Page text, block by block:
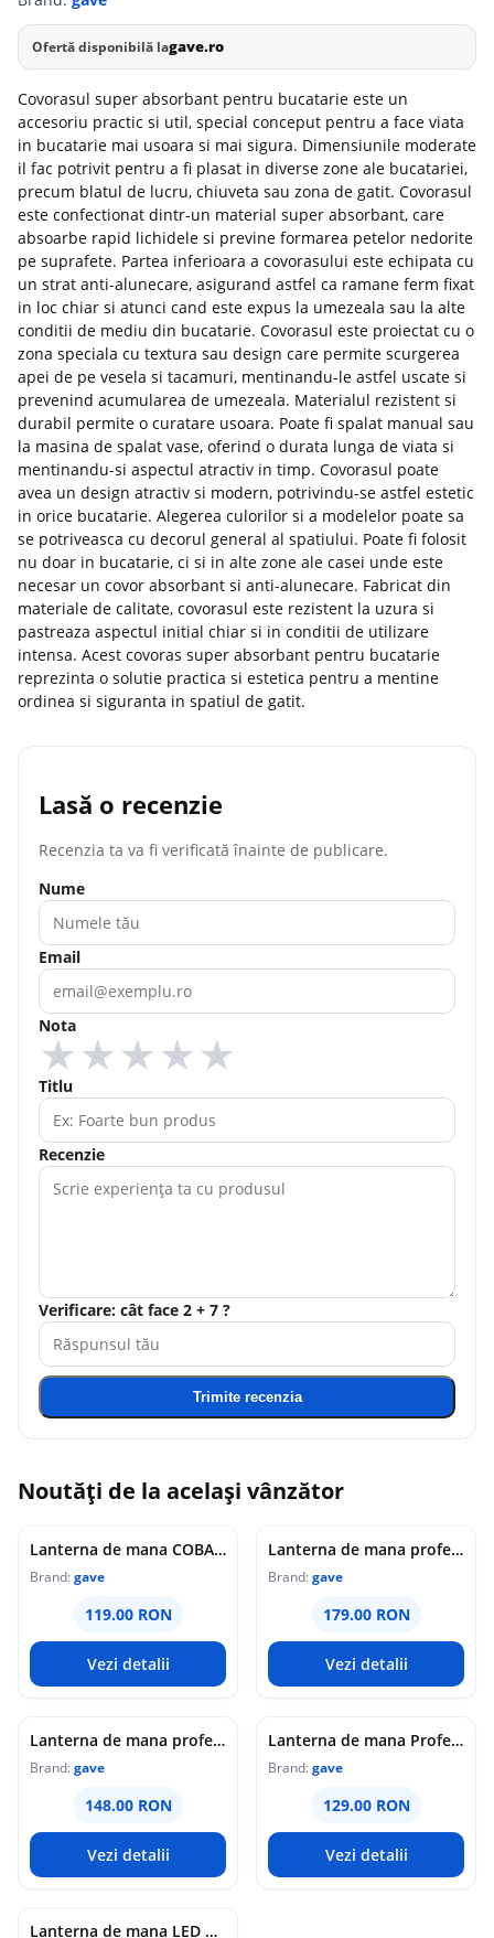
Ofertă disponibilă lagave.ro
Covorasul super absorbant pentru bucatarie este un
accesoriu practic si util, special conceput pentru a face viata
in bucatarie mai usoara si mai sigura. Dimensiunile moderate
il fac potrivit pentru a fi plasat in diverse zone ale bucatariei,
precum blatul de lucru, chiuveta sau zona de gatit. Covorasul
este confectionat dintr-un material super absorbant, care
absoarbe rapid lichidele si previne formarea petelor nedorite
pe suprafete. Partea inferioara a covorasului este echipata cu
un strat anti-alunecare, asigurand astfel ca ramane ferm fixat
in loc chiar si atunci cand este expus la umezeala sau la alte
conditii de mediu din bucatarie. Covorasul este proiectat cu o
zona speciala cu textura sau design care permite scurgerea
apei de pe vesela si tacamuri, mentinandu-le astfel uscate si
prevenind acumularea de umezeala. Materialul rezistent si
durabil permite o curatare usoara. Poate fi spalat manual sau
la masina de spalat vase, oferind o durata lunga de viata si
mentinandu-si aspectul atractiv in timp. Covorasul poate
avea un design atractiv si modern, potrivindu-se astfel estetic
in orice bucatarie. Alegerea culorilor si a modelelor poate sa
se potriveasca cu decorul general al spatiului. Poate fi folosit
nu doar in bucatarie, ci si in alte zone ale casei unde este
necesar un covor absorbant si anti-alunecare. Fabricat din
materiale de calitate, covorasul este rezistent la uzura si
pastreaza aspectul initial chiar si in conditii de utilizare
intensa. Acest covoras super absorbant pentru bucatarie
reprezinta o solutie practica si estetica pentru a mentine
ordinea si siguranta in spatiul de gatit.
Lasă o recenzie
Recenzia ta va fi verificată înainte de publicare.
Nume
Email
Nota
★
★
★
★
★
Titlu
Recenzie
Verificare: cât face 2 + 7 ?
Trimite recenzia
Noutăți de la același vânzător
Lanterna de mana COBA CB G685 Reincarcabila USB Zoom Reglabil Power Bank Acumulator 26650 9800 mAh
Brand:gave
119.00 RON
Vezi detalii
Lanterna de mana profesionala COBA CB G713 cu Power Bank Zoom Reglabil Acumulator 16200 mAh 30W de 33cm
Brand:gave
179.00 RON
Vezi detalii
Lanterna de mana profesionala COBA CB G712 cu Power Bank Zoom Reglabil 30W de 26cm
Brand:gave
148.00 RON
Vezi detalii
Lanterna de mana Profesionala COBA CB G711cu Power Bank Zoom Reglabil 9800 mAh 20cm
Brand:gave
129.00 RON
Vezi detalii
Lanterna de mana LED CB B201 4 LED Alb + Rosu + Albastru + Galben Acumulator 3750 mAh Zoom Reglabil